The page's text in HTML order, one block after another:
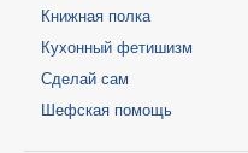
Книжная полка
Кухонный фетишизм
Сделай сам
Шефская помощь